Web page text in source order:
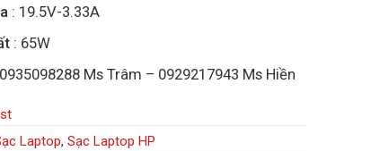
: 19.5V-3.33A
: 65W
Ms Trâm – 0929217943 Ms Hiền
Laptop, Sạc Laptop HP